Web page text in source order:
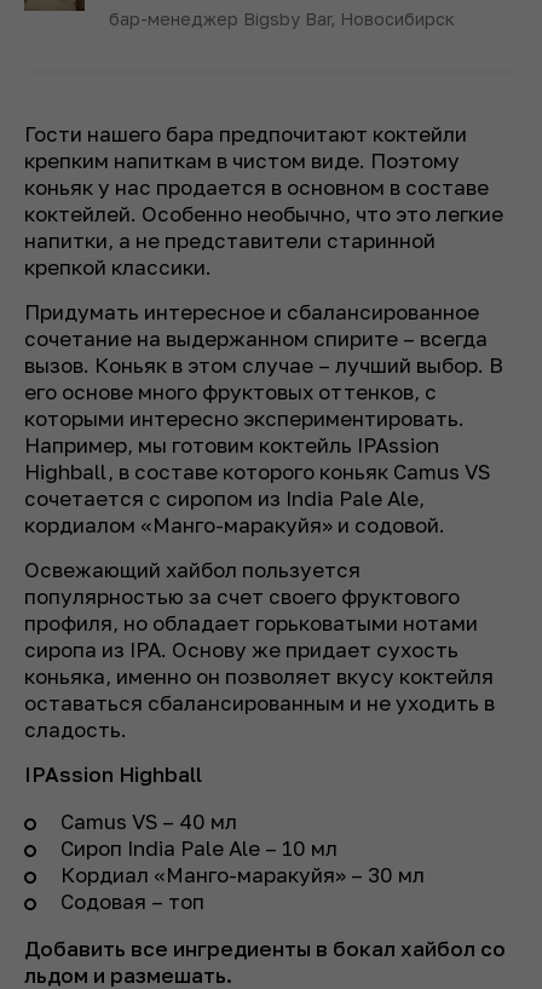
бар-менеджер Bigsby Bar, Новосибирск
Гости нашего бара предпочитают коктейли
крепким напиткам в чистом виде. Поэтому
коньяк у нас продается в основном в составе
коктейлей. Особенно необычно, что это легкие
напитки, а не представители старинной
крепкой классики.
Придумать интересное и сбалансированное
сочетание на выдержанном спирите – всегда
вызов. Коньяк в этом случае – лучший выбор. В
его основе много фруктовых оттенков, с
которыми интересно экспериментировать.
Например, мы готовим коктейль IPAssion
Highball, в составе которого коньяк Camus VS
сочетается с сиропом из India Pale Ale,
кордиалом «Манго-маракуйя» и содовой.
Освежающий хайбол пользуется
популярностью за счет своего фруктового
профиля, но обладает горьковатыми нотами
сиропа из IPA. Основу же придает сухость
коньяка, именно он позволяет вкусу коктейля
оставаться сбалансированным и не уходить в
сладость.
IPAssion Highball
Camus VS – 40 мл
Сироп India Pale Ale – 10 мл
Кордиал «Манго-маракуйя» – 30 мл
Содовая – топ
Добавить все ингредиенты в бокал хайбол со
льдом и размешать.